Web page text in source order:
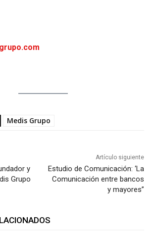
Medis Grupo
y
Grupo
Artículo siguiente
Estudio de Comunicación: ‘La
Comunicación entre bancos
y mayores”